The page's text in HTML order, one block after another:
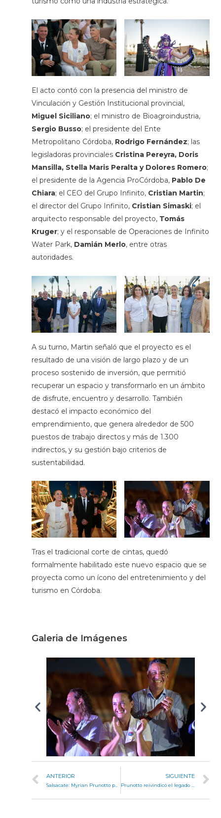
El acto contó con la presencia del ministro de
Vinculación y Gestión Institucional provincial,
Miguel Siciliano; el ministro de Bioagroindustria,
Sergio Busso; el presidente del Ente
Metropolitano Córdoba, Rodrigo Fernández; las
legisladoras provinciales Cristina Pereyra, Doris
Mansilla, Stella Maris Peralta y Dolores Romero;
el presidente de la Agencia ProCórdoba, Pablo De
Chiara; el CEO del Grupo Infinito, Cristian Martin;
el director del Grupo Infinito, Cristian Simaski; el
arquitecto responsable del proyecto, Tomás
Kruger; y el responsable de Operaciones de Infinito
Water Park, Damián Merlo, entre otras
autoridades.
A su turno, Martin señaló que el proyecto es el
resultado de una visión de largo plazo y de un
proceso sostenido de inversión, que permitió
recuperar un espacio y transformarlo en un ámbito
de disfrute, encuentro y desarrollo. También
destacó el impacto económico del
emprendimiento, que genera alrededor de 500
puestos de trabajo directos y más de 1.300
indirectos, y su gestión bajo criterios de
sustentabilidad.
Tras el tradicional corte de cintas, quedó
formalmente habilitado este nuevo espacio que se
proyecta como un ícono del entretenimiento y del
turismo en Córdoba.
Galeria de Imágenes
ANTERIOR
Salsacate: Myrian Prunotto participó en la apertura del Festival Nacional del Maíz de la Pampa de Pocho
SIGUIENTE
Prunotto reivindicó el legado de Arturo Illia como faro ético y democrático frente a los desafíos de la Argentina actual